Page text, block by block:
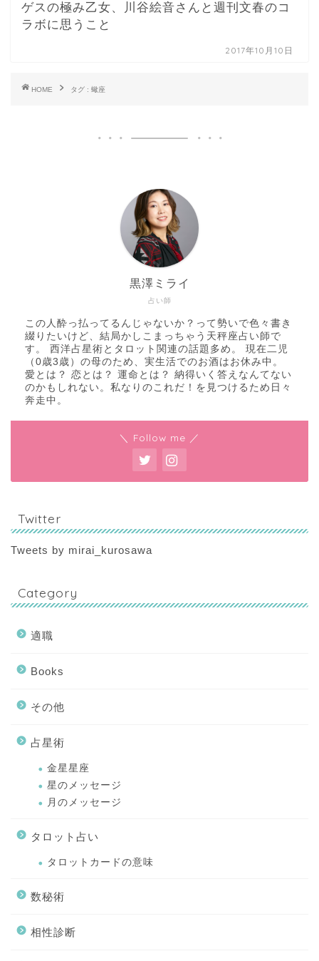
ゲスの極み乙女、川谷絵音さんと週刊文春のコ
ラボに思うこと
2017年10月10日
HOME タグ : 蠍座
占い師
黒澤ミライ
この人酔っ払ってるんじゃないか？って勢いで色々書き
綴りたいけど、結局かしこまっちゃう天秤座占い師で
す。 西洋占星術とタロット関連の話題多め。 現在二児
（0歳3歳）の母のため、実生活でのお酒はお休み中。
愛とは？ 恋とは？ 運命とは？ 納得いく答えなんてない
のかもしれない。私なりのこれだ！を見つけるため日々
奔走中。
＼ Follow me ／
Twitter
Tweets by mirai_kurosawa
Category
適職
Books
その他
占星術
金星星座
星のメッセージ
月のメッセージ
タロット占い
タロットカードの意味
数秘術
相性診断